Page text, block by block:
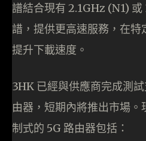
譜結合現有 2.1GHz (N1)
諎，提供更高速服務，在
提升下載速度。
3HK 已經與供應商完成測
由器，短期內將推出市場
制式的 5G 路由器包括：